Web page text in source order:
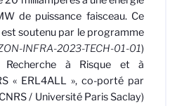
de puissance faisceau. Ce
soutenu par le programme
INFRA-2023-TECH-01-01)
à Risque et à
« ERL4ALL », co-porté par
/ Université Paris Saclay)